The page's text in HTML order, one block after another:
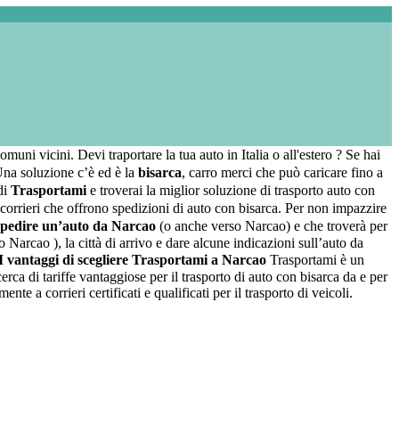
vicini. Devi traportare la tua auto in Italia o all'estero ? Se hai
soluzione c’è ed è la bisarca, carro merci che può caricare fino a
Trasportami e troverai la miglior soluzione di trasporto auto con
che offrono spedizioni di auto con bisarca. Per non impazzire
un’auto da Narcao (o anche verso Narcao) e che troverà per
), la città di arrivo e dare alcune indicazioni sull’auto da
vantaggi di scegliere Trasportami a Narcao Trasportami è un
di tariffe vantaggiose per il trasporto di auto con bisarca da e per
a corrieri certificati e qualificati per il trasporto di veicoli.